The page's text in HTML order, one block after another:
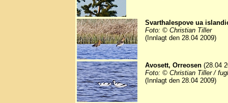
Svarthalespove ua
Foto: © Christian Tiller
(Innlagt den 28.04 2009)
Avosett, Orreosen (28.04
Foto: © Christian Tiller /
(Innlagt den 28.04 2009)